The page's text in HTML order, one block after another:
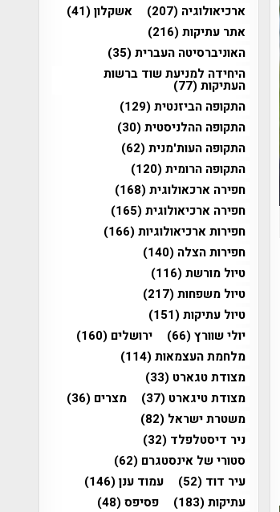
ארכיאולוגיה (207) אשקלון(41)
אתר עתיקות(216)
האוניברסיטה העברית(35)
היחידה למניעת שוד ברשות
העתיקות(77)
התקופה הביזנטית(129)
התקופה ההלניסטית(30)
התקופה העות'מנית(62)
התקופה הרומית(120)
חפירה ארכאולוגית(168)
חפירה ארכיאולוגית(165)
חפירות ארכיאולוגיות(166)
חפירות הצלה (140)
טיול מורשת(116)
טיול משפחות(217)
טיול עתיקות(151)
יולי שוורץ(66) ירושלים (160)
מלחמת העצמאות(114)
מצודת טגארט (33)
מצודת טיגארט (37) מצרים (36)
משטרת ישראל (82)
ניר דיסטלפלד (32)
סטורי של אינסטגרם (62)
עיר דוד (52) עמוד ענן(146)
עתיקות(183) פסיפס(48)